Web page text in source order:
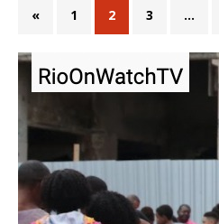
« 1 2 3 …